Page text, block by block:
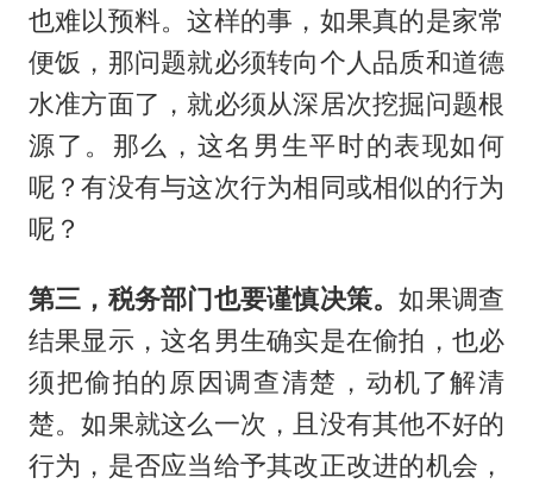
也难以预料。这样的事，如果真的是家常
便饭，那问题就必须转向个人品质和道德
水准方面了，就必须从深居次挖掘问题根
源了。那么，这名男生平时的表现如何
呢？有没有与这次行为相同或相似的行为
呢？
第三，税务部门也要谨慎决策。如果调查
结果显示，这名男生确实是在偷拍，也必
须把偷拍的原因调查清楚，动机了解清
楚。如果就这么一次，且没有其他不好的
行为，是否应当给予其改正改进的机会，